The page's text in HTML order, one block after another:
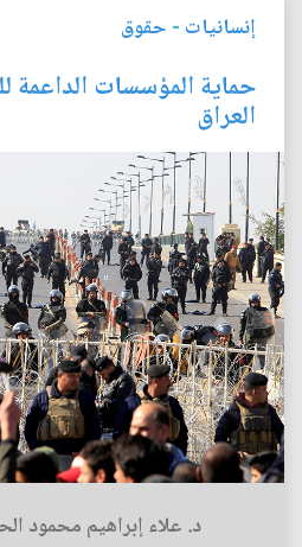
إنسانيات - حقوق
حماية المؤسسات الداعمة
العراق
د. علاء إبراهيم محمود